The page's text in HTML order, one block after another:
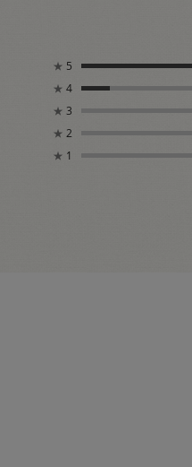
★ 5
★ 4
★ 3
★ 2
★ 1